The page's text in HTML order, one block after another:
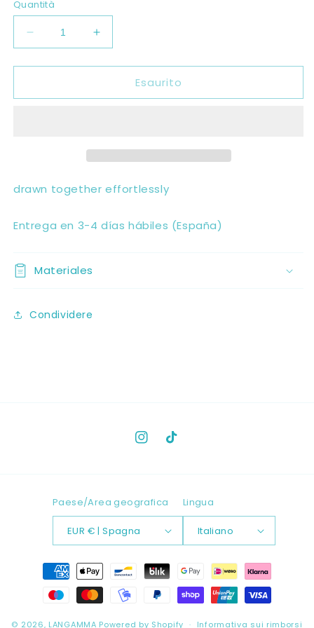
Quantità
Diminuisci
quantità
per
Pulse
Aumenta
quantità
per
Magnetic
Pulse
Esaurito
drawn together effortlessly
Entrega en 3-4 días hábiles (España)
Materiales
Condividere
Instagram
TikTok
Paese/Area geografica
EUR € | Spagna
Lingua
Italiano
Metodi
pagamento
© 2026, LANGAMMA Powered by Shopify Informativa sui rimborsi